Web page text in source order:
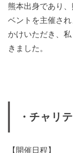
熊本出身であり
ベントを主催さ
かけいただき、
きました。
・チャリ
【開催日程】